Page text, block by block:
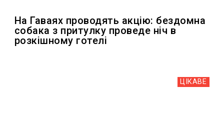
На Гаваях проводять акцію: бездомна
собака з притулку проведе ніч в
розкішному готелі
ЦІКАВЕ